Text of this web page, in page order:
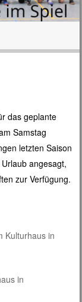
das geplante
Samstag
letzten Saison
angesagt,
zur Verfügung.
Kulturhaus in
in